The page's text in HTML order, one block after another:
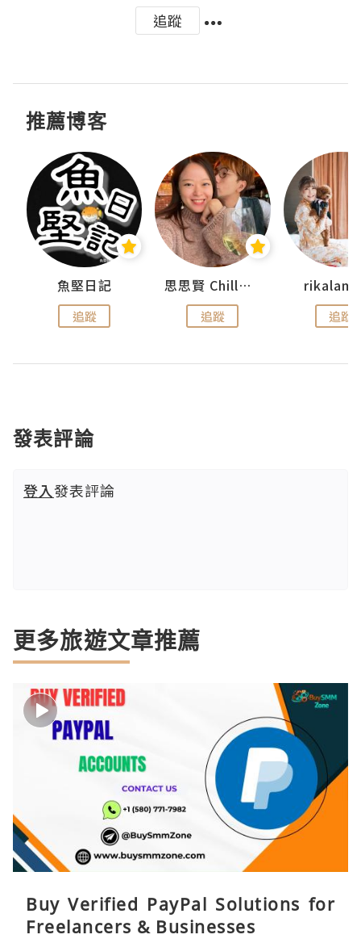
追蹤
推薦博客
魚堅日記
追蹤
思思賢 ChillMyBabe
追蹤 追蹤
發表評論
登入發表評論
更多旅遊文章推薦
Buy Verified PayPal Solutions for
Freelancers & Businesses